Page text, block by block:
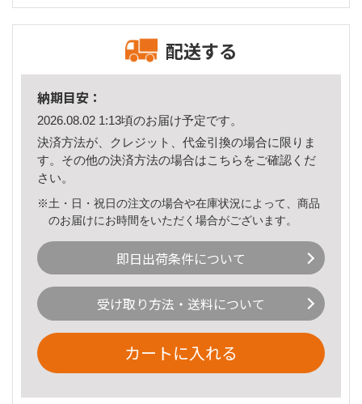
配送する
納期目安：
2026.08.02 1:13頃のお届け予定です。
決済方法が、クレジット、代金引換の場合に限りま
す。その他の決済方法の場合はこちら をご確認くだ
さい。
※土・日・祝日の注文の場合や在庫状況によって、商品
のお届けにお時間をいただく場合がございます。
即日出荷条件について
受け取り方法・送料について
カートに入れる